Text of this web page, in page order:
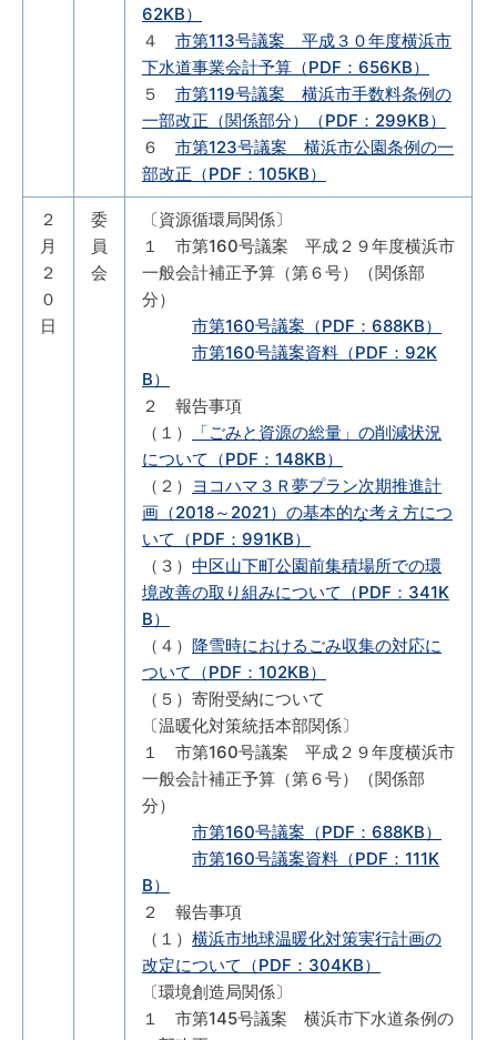
62KB）
４ 市第113号議案 平成３０年度横浜市
下水道事業会計予算（PDF：656KB）
５ 市第119号議案 横浜市手数料条例の
一部改正（関係部分）（PDF：299KB）
６ 市第123号議案 横浜市公園条例の一
部改正（PDF：105KB）
２
月
２
０
日
委
員
会
〔資源循環局関係〕
１ 市第160号議案 平成２９年度横浜市
一般会計補正予算（第６号）（関係部
分）
市第160号議案（PDF：688KB）
市第160号議案資料（PDF：92K
B）
２ 報告事項
（１）
「ごみと資源の総量」の削減状況
について（PDF：148KB）
（２） ヨコハマ３Ｒ夢プラン次期推進計
画（2018～2021）の基本的な考え方につ
いて（PDF：991KB）
（３） 中区山下町公園前集積場所での環
境改善の取り組みについて（PDF：341K
B）
（４） 降雪時におけるごみ収集の対応に
ついて（PDF：102KB）
（５）寄附受納について
〔温暖化対策統括本部関係〕
１ 市第160号議案 平成２９年度横浜市
一般会計補正予算（第６号）（関係部
分）
市第160号議案（PDF：688KB）
市第160号議案資料（PDF：111K
B）
２ 報告事項
（１） 横浜市地球温暖化対策実行計画の
改定について（PDF：304KB）
〔環境創造局関係〕
１ 市第145号議案 横浜市下水道条例の